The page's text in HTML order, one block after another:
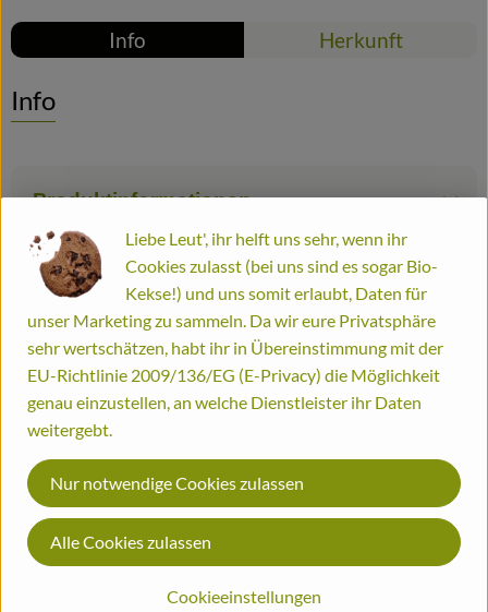
Bestellinformationen
Biohof
Info Herkunft
Info
Produktinformationen
Zutaten
Nährwert-Info
Produktdatenblatt
Herkunft
Liebe Leut', ihr helft uns sehr, wenn ihr
Cookies zulasst (bei uns sind es sogar Bio-
Kekse!) und uns somit erlaubt, Daten für
unser Marketing zu sammeln. Da wir eure Privatsphäre
sehr wertschätzen, habt ihr in Übereinstimmung mit der
EU-Richtlinie 2009/136/EG (E-Privacy) die Möglichkeit
genau einzustellen, an welche Dienstleister ihr Daten
weitergebt.
Cookieeinstellungen
Nur notwendige Cookies zulassen
Alle Cookies zulassen